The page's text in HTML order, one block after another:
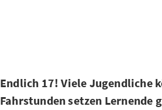
Endlich 17! Viele Jugendliche
Fahrstunden setzen Lernende